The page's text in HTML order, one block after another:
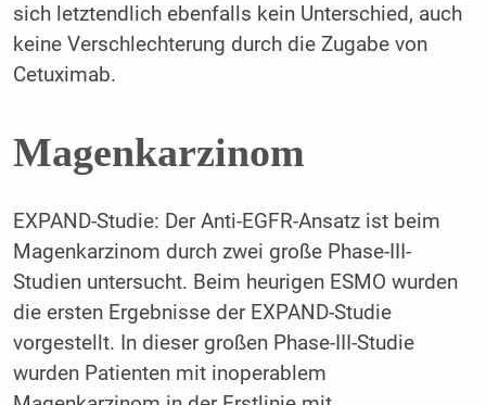
sich letztendlich ebenfalls kein Unterschied, auch
keine Verschlechterung durch die Zugabe von
Cetuximab.
Magenkarzinom
EXPAND-Studie: Der Anti-EGFR-Ansatz ist beim
Magenkarzinom durch zwei große Phase-III-
Studien untersucht. Beim heurigen ESMO wurden
die ersten Ergebnisse der EXPAND-Studie
vorgestellt. In dieser großen Phase-III-Studie
wurden Patienten mit inoperablem